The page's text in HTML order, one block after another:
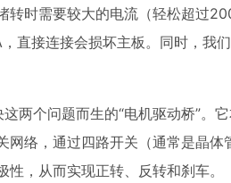
转时需要较大的电流（轻松超过
直接连接会损坏主板。同时，我
两个问题而生的“电机驱动桥”。
网络，通过四路开关（通常是晶
性，从而实现正转、反转和刹车。